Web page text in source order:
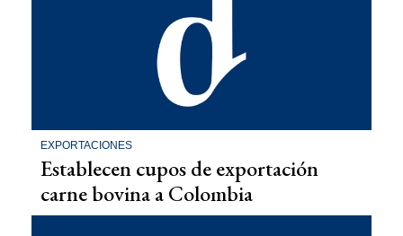
EXPORTACIONES
Establecen cupos de exportación
carne bovina a Colombia